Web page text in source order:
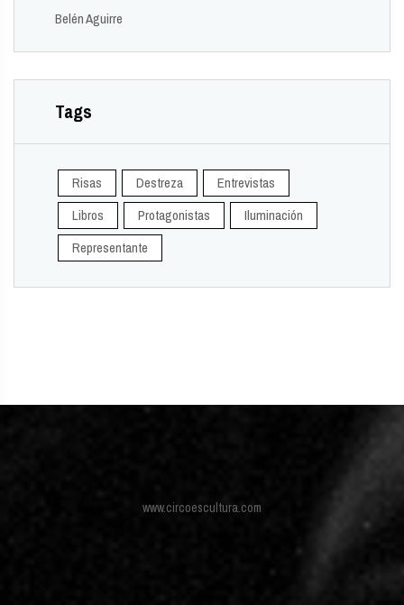
Belén Aguirre
Tags
Risas Destreza
Entrevistas
Libros
Protagonistas
Iluminación
Representante
www.circoescultura.com